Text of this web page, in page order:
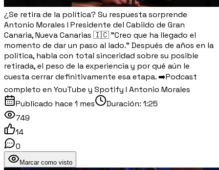
¿Se retira de la política? Su respuesta sorprende
Antonio Morales I Presidente del Cabildo de Gran
Canaria, Nueva Canarias 🇮🇨 "Creo que ha llegado el
momento de dar un paso al lado." Después de años en la
política, habla con total sinceridad sobre su posible
retirada, el peso de la experiencia y por qué aún le
cuesta cerrar definitivamente esa etapa. ➡️Podcast
completo en YouTube y Spotify I Antonio Morales
Publicado hace 1 mes Duración: 1:25
749
14
0
Marcar como visto